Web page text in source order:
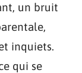
un bruit
inquiets.
qui se